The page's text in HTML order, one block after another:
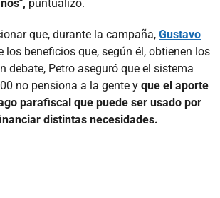
puntualizó.
que, durante la campaña, Gustavo
los beneficios que, según él, obtienen los
debate, Petro aseguró que el sistema
no pensiona a la gente y que el aporte
parafiscal que puede ser usado por
distintas necesidades.